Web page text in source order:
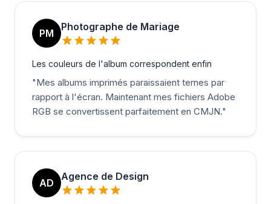
PM
Photographe de Mariage
Les couleurs de l'album correspondent enfin
"Mes albums imprimés paraissaient ternes par
rapport à l'écran. Maintenant mes fichiers Adobe
RGB se convertissent parfaitement en CMJN."
AD
Agence de Design